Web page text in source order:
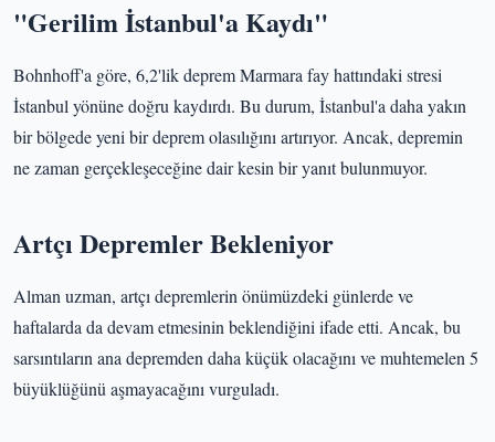
"Gerilim İstanbul'a Kaydı"
Bohnhoff'a göre, 6,2'lik deprem Marmara fay hattındaki stresi
İstanbul yönüne doğru kaydırdı. Bu durum, İstanbul'a daha yakın
bir bölgede yeni bir deprem olasılığını artırıyor. Ancak, depremin
ne zaman gerçekleşeceğine dair kesin bir yanıt bulunmuyor.
Artçı Depremler Bekleniyor
Alman uzman, artçı depremlerin önümüzdeki günlerde ve
haftalarda da devam etmesinin beklendiğini ifade etti. Ancak, bu
sarsıntıların ana depremden daha küçük olacağını ve muhtemelen 5
büyüklüğünü aşmayacağını vurguladı.